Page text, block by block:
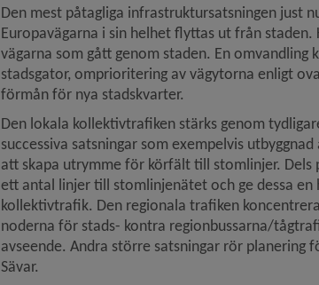
Den mest påtagliga infrastruktursatsningen just
Europavägarna i sin helhet flyttas ut från
vägarna som gått genom staden. En
stadsgator, omprioritering av vägytorna enligt
förmån för nya stadskvarter.
Den lokala kollektivtrafiken stärks genom
successiva satsningar som exempelvis
att skapa utrymme för körfält till stomlinjer. Dels
ett antal linjer till stom­linjenätet och ge dessa
kollektivtrafik. Den regionala trafiken
noderna för stads- kontra region­bussarna/
avseende. Andra större satsningar rör
Sävar.